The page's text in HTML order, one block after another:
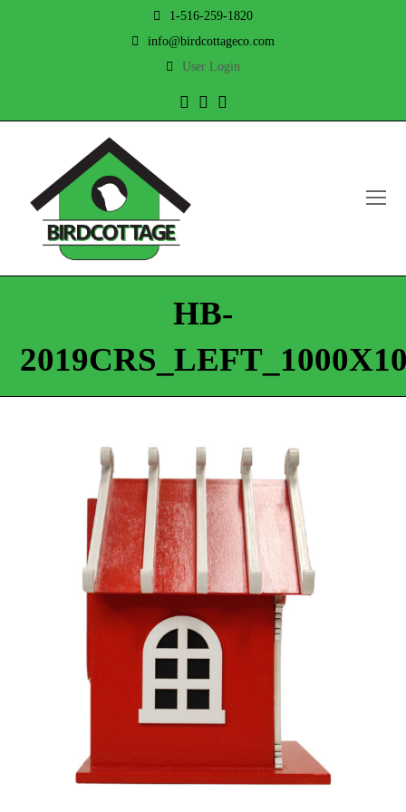
1-516-259-1820
info@birdcottageco.com
User Login
TwitterFacebook
HB-